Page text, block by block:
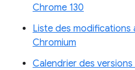
Chrome 130
Liste des
Chromium
Calendrier des